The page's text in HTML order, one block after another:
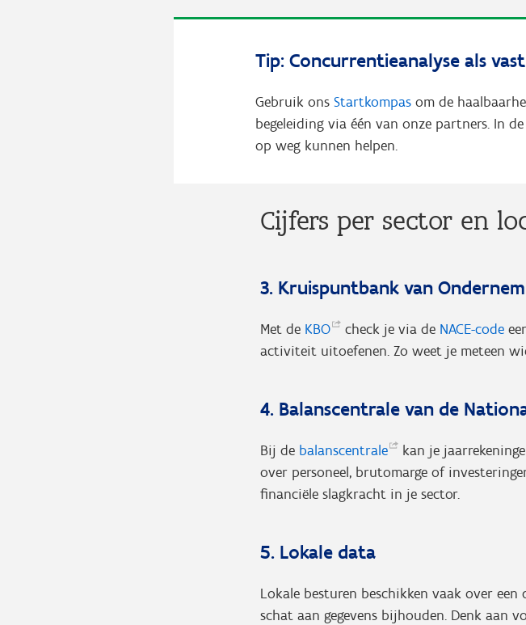
Tip: Concurrentieanalyse als
Gebruik onsStartkompas om de
begeleiding via één van onze partners. In de
op weg kunnen helpen.
Cijfers per sector en
3. Kruispuntbank van
Met de KBO check je via de NACE-code
activiteit uitoefenen. Zo weet je meteen
4. Balanscentrale van de
Bij de balanscentrale
kan je
over personeel, brutomarge of
financiële slagkracht in je sector.
5. Lokale data
Lokale besturen beschikken vaak over
schat aan gegevens bijhouden. Denk aan